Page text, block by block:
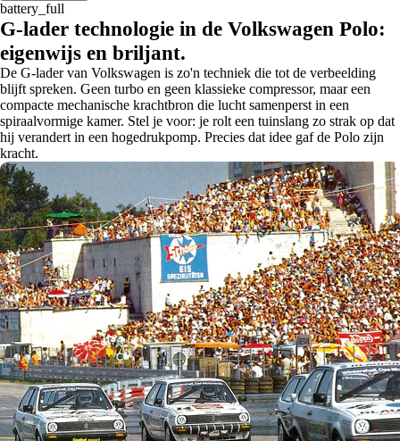
battery_full
G-lader technologie in de Volkswagen Polo:
eigenwijs en briljant.
De G-lader van Volkswagen is zo'n techniek die tot de verbeelding
blijft spreken. Geen turbo en geen klassieke compressor, maar een
compacte mechanische krachtbron die lucht samenperst in een
spiraalvormige kamer. Stel je voor: je rolt een tuinslang zo strak op dat
hij verandert in een hogedrukpomp. Precies dat idee gaf de Polo zijn
kracht.